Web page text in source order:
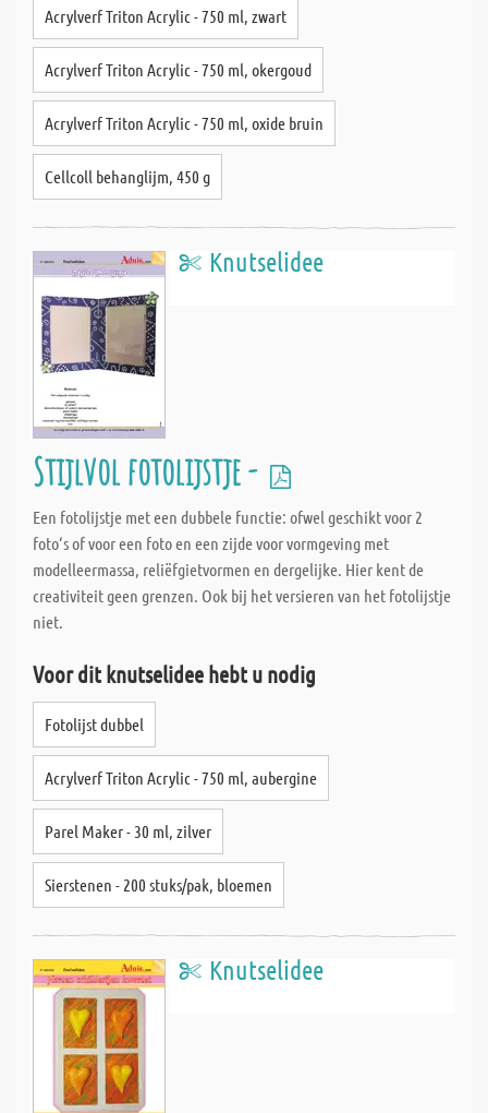
Acrylverf Triton Acrylic - 750 ml, zwart
Acrylverf Triton Acrylic - 750 ml, okergoud
Acrylverf Triton Acrylic - 750 ml, oxide bruin
Cellcoll behanglijm, 450 g
Knutselidee
Stijlvol fotolijstje -
Een fotolijstje met een dubbele functie: ofwel geschikt voor 2
foto‘s of voor een foto en een zijde voor vormgeving met
modelleermassa, reliëfgietvormen en dergelijke. Hier kent de
creativiteit geen grenzen. Ook bij het versieren van het fotolijstje
niet.
Voor dit knutselidee hebt u nodig
Fotolijst dubbel
Acrylverf Triton Acrylic - 750 ml, aubergine
Parel Maker - 30 ml, zilver
Sierstenen - 200 stuks/pak, bloemen
Knutselidee